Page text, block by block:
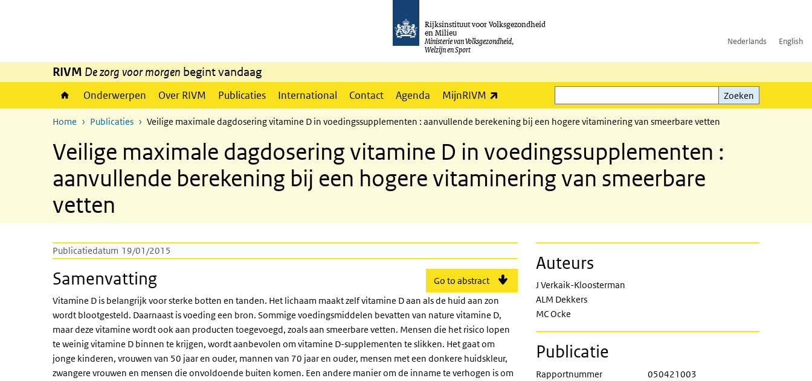
Rijksinstituut voor Volksgezondheid
en Milieu
Ministerie van Volksgezondheid,
Welzijn en Sport
Nederlands English
RIVM De zorg voor morgen begint vandaag
Onderwerpen Over RIVM Publicaties International Contact Agenda MijnRIVM
Zoeken
Zoeken
Home Publicaties Veilige maximale dagdosering vitamine D in voedingssupplementen : aanvullende berekening bij een hogere vitaminering van smeerbare vetten
Veilige maximale dagdosering vitamine D in voedingssupplementen :
aanvullende berekening bij een hogere vitaminering van smeerbare
vetten
Publicatiedatum 19/01/2015
Go to abstract
Samenvatting
Vitamine D is belangrijk voor sterke botten en tanden. Het lichaam maakt zelf vitamine D aan als de huid aan zon
wordt blootgesteld. Daarnaast is voeding een bron. Sommige voedingsmiddelen bevatten van nature vitamine D,
maar deze vitamine wordt ook aan producten toegevoegd, zoals aan smeerbare vetten. Mensen die het risico lopen
te weinig vitamine D binnen te krijgen, wordt aanbevolen om vitamine D-supplementen te slikken. Het gaat om
jonge kinderen, vrouwen van 50 jaar en ouder, mannen van 70 jaar en ouder, mensen met een donkere huidskleur,
zwangere vrouwen en mensen die onvoldoende buiten komen. Een andere manier om de inname te verhogen is om
Auteurs
J Verkaik-Kloosterman
ALM Dekkers
MC Ocke
Publicatie
Rapportnummer
050421003